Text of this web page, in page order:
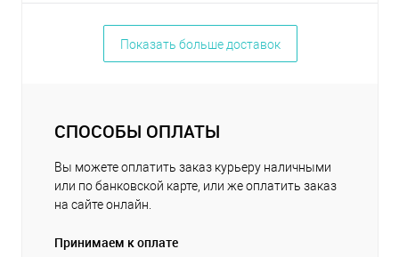
Показать больше доставок
СПОСОБЫ ОПЛАТЫ
Вы можете оплатить заказ курьеру наличными
или по банковской карте, или же оплатить заказ
на сайте онлайн.
Принимаем к оплате